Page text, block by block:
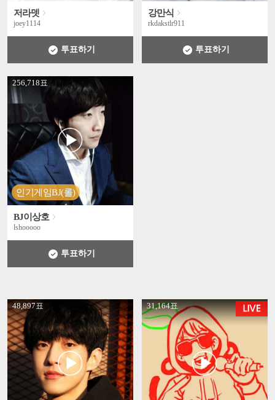
저라뎃
joey1114
투표하기
강만식
rkdakstlr911
투표하기
인기게임BJ(롤)
256,718표
' +
BJ이상호
lshooooo
투표하기
48,897표
' + 31,164표
' +